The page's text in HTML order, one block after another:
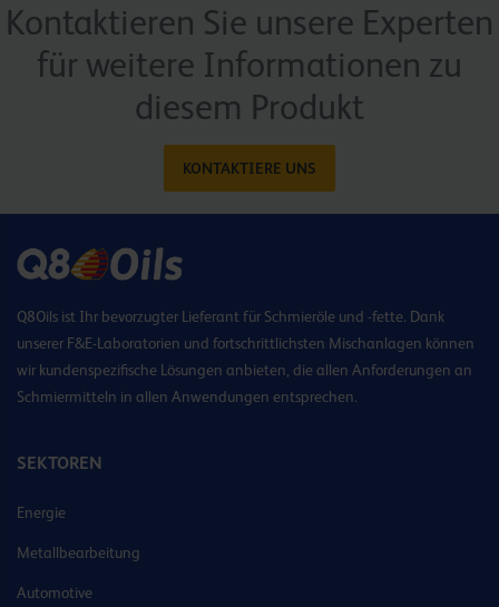
Kontaktieren Sie unsere Experten
für weitere Informationen zu
diesem Produkt
KONTAKTIERE UNS
Q8Oils ist Ihr bevorzugter Lieferant für Schmieröle und -fette. Dank
unserer F&E-Laboratorien und fortschrittlichsten Mischanlagen können
wir kundenspezifische Lösungen anbieten, die allen Anforderungen an
Schmiermitteln in allen Anwendungen entsprechen.
SEKTOREN
Energie
Metallbearbeitung
Automotive